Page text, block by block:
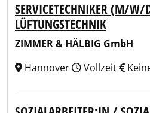
SERVICETECHNIKER (M/
LÜFTUNGSTECHNIK
ZIMMER & HÄLBIG GmbH
Hannover
Vollzeit